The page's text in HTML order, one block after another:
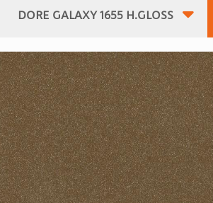
DORE GALAXY 1655 H.GLOSS